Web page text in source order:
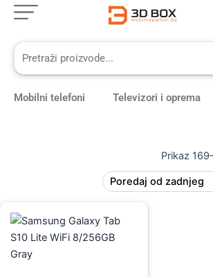
Skip
content
Mobilni telefoni Televizori i oprema
Prikaz
price
was:
1.029,00 KM.
price
is:
919,00 KM.